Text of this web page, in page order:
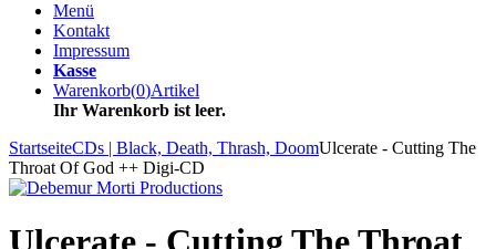
Menü
Kontakt
Impressum
Kasse
Warenkorb(0)Artikel
Ihr Warenkorb ist leer.
StartseiteCDs | Black, Death, Thrash, DoomUlcerate - Cutting The
Throat Of God ++ Digi-CD